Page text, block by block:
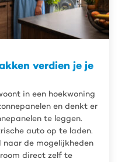
verdien je je
in een hoekwoning
en denkt er
te leggen.
auto op te laden.
de mogelijkheden
direct zelf te